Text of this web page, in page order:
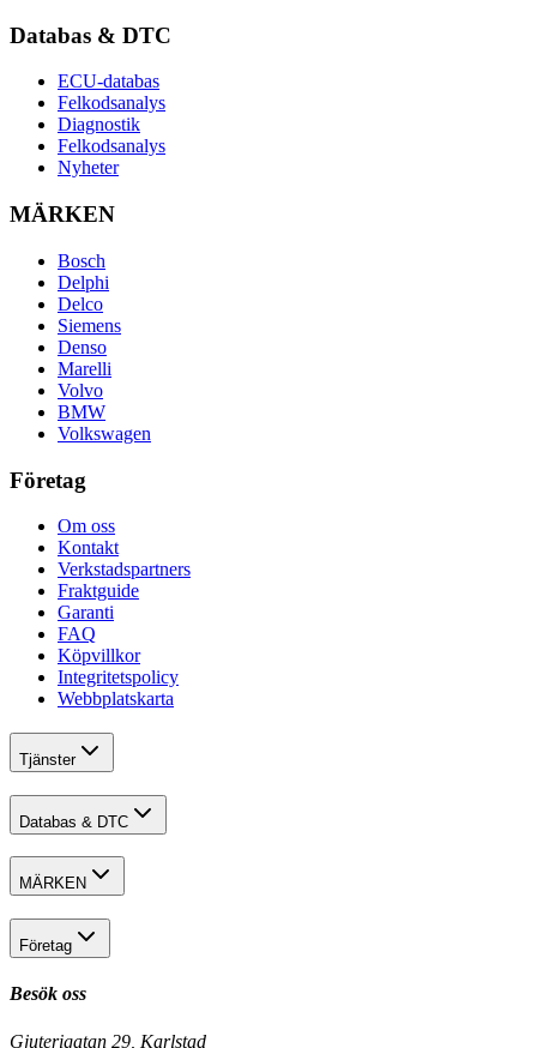
Databas & DTC
ECU-databas
Felkodsanalys
Diagnostik
Felkodsanalys
Nyheter
MÄRKEN
Bosch
Delphi
Delco
Siemens
Denso
Marelli
Volvo
BMW
Volkswagen
Företag
Om oss
Kontakt
Verkstadspartners
Fraktguide
Garanti
FAQ
Köpvillkor
Integritetspolicy
Webbplatskarta
Tjänster
Databas & DTC
MÄRKEN
Företag
Besök oss
Gjuterigatan 29, Karlstad